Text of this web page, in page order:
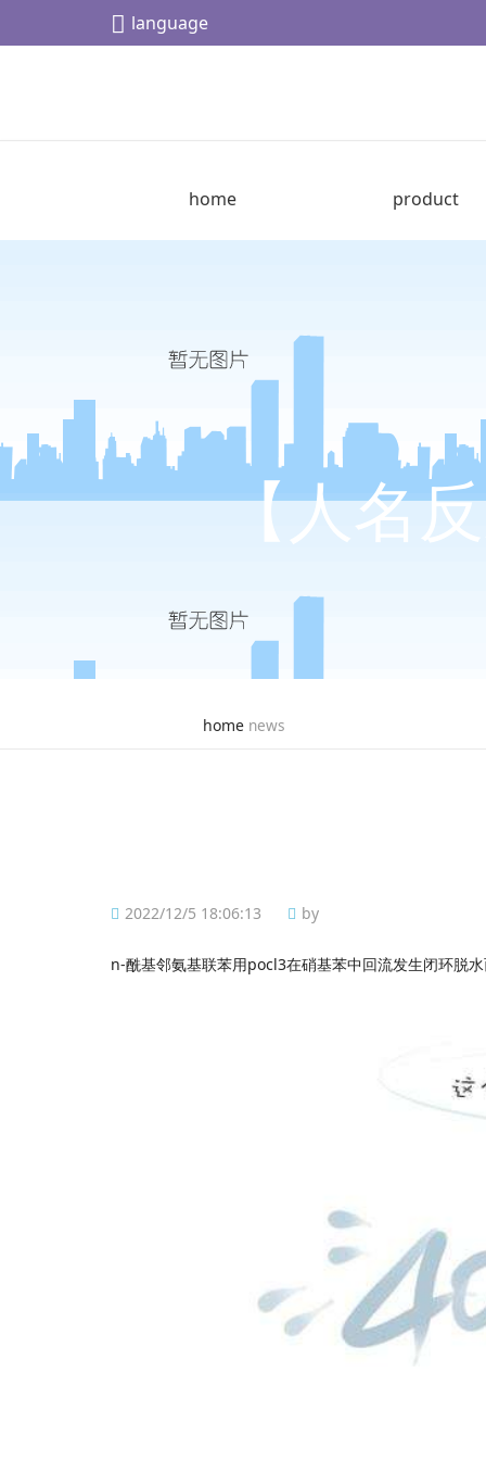
language
home product
【人名
home news
2022/12/5 18:06:13 by
n-酰基邻氨基联苯用 pocl3在硝基苯中回流发生闭环脱